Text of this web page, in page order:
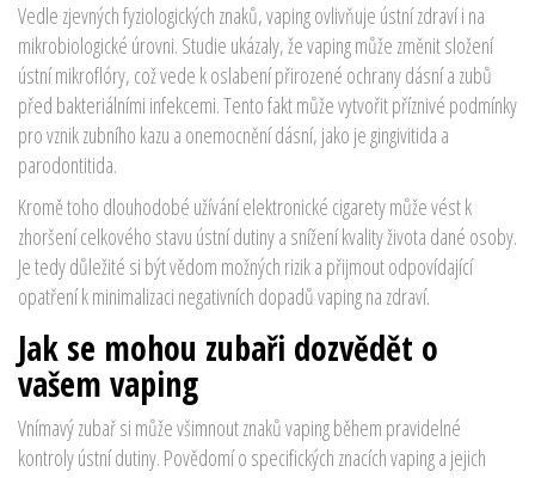
Vedle zjevných fyziologických znaků, vaping ovlivňuje ústní zdraví i na
mikrobiologické úrovni. Studie ukázaly, že vaping může změnit složení
ústní mikroflóry, což vede k oslabení přirozené ochrany dásní a zubů
před bakteriálními infekcemi. Tento fakt může vytvořit příznivé podmínky
pro vznik zubního kazu a onemocnění dásní, jako je gingivitida a
parodontitida.
Kromě toho dlouhodobé užívání elektronické cigarety může vést k
zhoršení celkového stavu ústní dutiny a snížení kvality života dané osoby.
Je tedy důležité si být vědom možných rizik a přijmout odpovídající
opatření k minimalizaci negativních dopadů vaping na zdraví.
Jak se mohou zubaři dozvědět o
vašem vaping
Vnímavý zubař si může všimnout znaků vaping během pravidelné
kontroly ústní dutiny. Povědomí o specifických znacích vaping a jejich